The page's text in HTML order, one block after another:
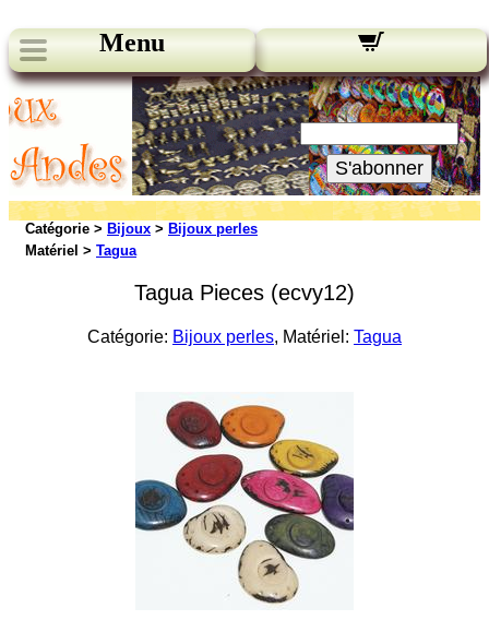
Menu
Nos bulletins:
Votre Email:
S'abonner
Catégorie > Bijoux > Bijoux perles
Matériel > Tagua
Tagua Pieces (ecvy12)
Catégorie: Bijoux perles, Matériel: Tagua